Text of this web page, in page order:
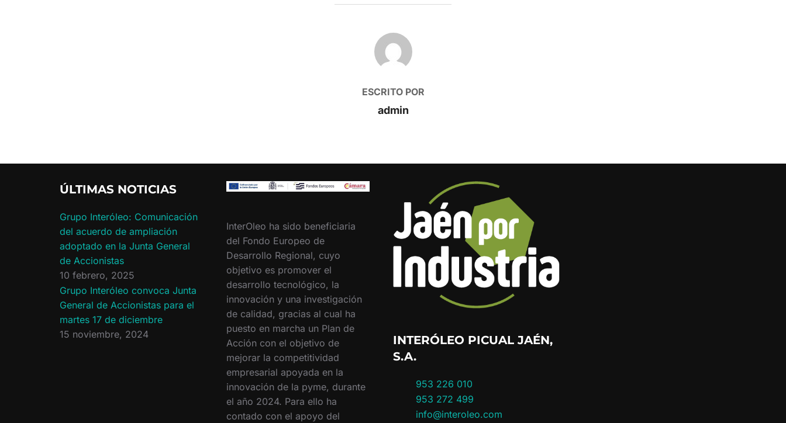
AUTOR DE LA PUBLICACIÓN
ESCRITO POR
admin
ÚLTIMAS NOTICIAS
Grupo Interóleo: Comunicación
del acuerdo de ampliación
adoptado en la Junta General
de Accionistas
10 febrero, 2025
Grupo Interóleo convoca Junta
General de Accionistas para el
martes 17 de diciembre
15 noviembre, 2024
InterOleo ha sido beneficiaria
del Fondo Europeo de
Desarrollo Regional, cuyo
objetivo es promover el
desarrollo tecnológico, la
innovación y una investigación
de calidad, gracias al cual ha
puesto en marcha un Plan de
Acción con el objetivo de
mejorar la competitividad
empresarial apoyada en la
innovación de la pyme, durante
el año 2024. Para ello ha
contado con el apoyo del
INTERÓLEO PICUAL JAÉN,
S.A.
953 226 010
953 272 499
info@interoleo.com